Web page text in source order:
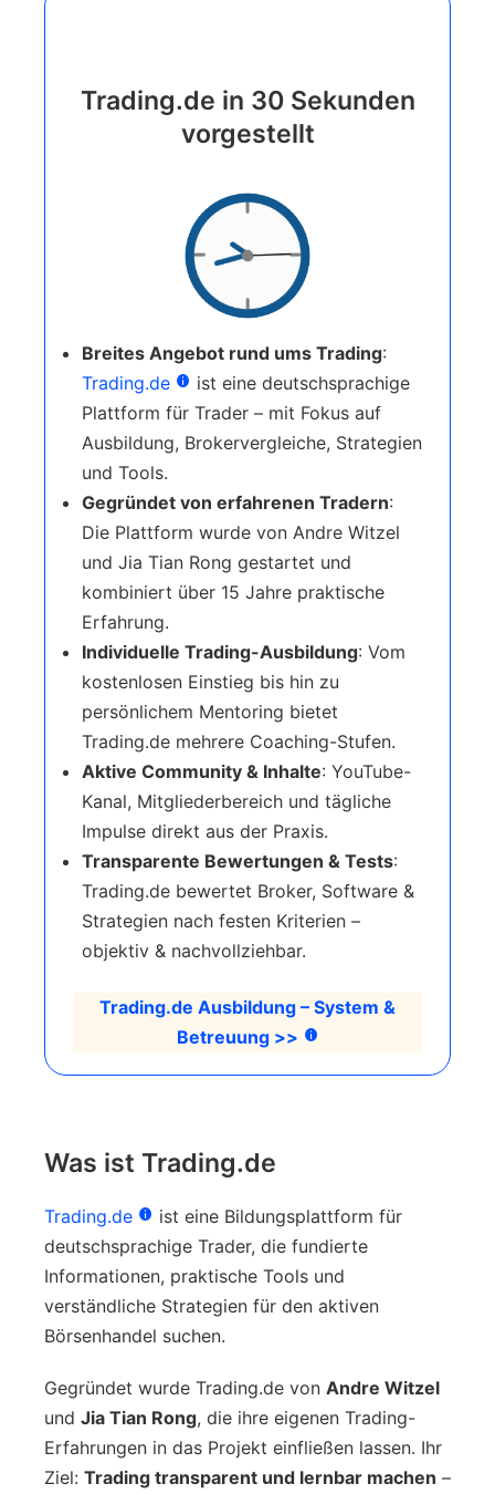
Trading.de in 30 Sekunden
vorgestellt
Breites Angebot rund ums Trading:
Trading.de
ist eine deutschsprachige
Plattform für Trader – mit Fokus auf
Ausbildung, Brokervergleiche, Strategien
und Tools.
Gegründet von erfahrenen Tradern:
Die Plattform wurde von Andre Witzel
und Jia Tian Rong gestartet und
kombiniert über 15 Jahre praktische
Erfahrung.
Individuelle Trading-Ausbildung: Vom
kostenlosen Einstieg bis hin zu
persönlichem Mentoring bietet
Trading.de mehrere Coaching-Stufen.
Aktive Community & Inhalte: YouTube-
Kanal, Mitgliederbereich und tägliche
Impulse direkt aus der Praxis.
Transparente Bewertungen & Tests:
Trading.de bewertet Broker, Software &
Strategien nach festen Kriterien –
objektiv & nachvollziehbar.
Trading.de Ausbildung – System &
Betreuung >>
Was ist Trading.de
Trading.de
ist eine Bildungsplattform für
deutschsprachige Trader, die fundierte
Informationen, praktische Tools und
verständliche Strategien für den aktiven
Börsenhandel suchen.
Gegründet wurde Trading.de von Andre Witzel
und Jia Tian Rong, die ihre eigenen Trading-
Erfahrungen in das Projekt einfließen lassen. Ihr
Ziel: Trading transparent und lernbar machen –